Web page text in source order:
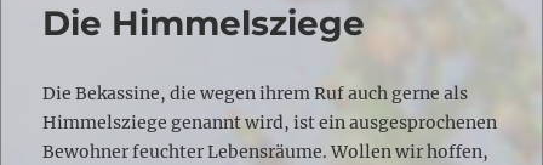
Die Himmelsziege
Die Bekassine, die wegen ihrem Ruf auch gerne als
Himmelsziege genannt wird, ist ein ausgesprochenen
Bewohner feuchter Lebensräume. Wollen wir hoffen,